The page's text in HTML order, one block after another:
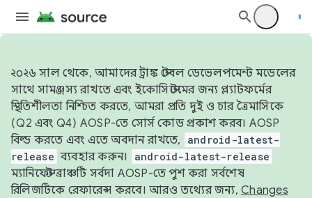
২০২৬ সাল থেকে, আমাদের ট্রাঙ্ক স্টেবল ডেভেলপমেন্ট মডেলের
সাথে সামঞ্জস্য রাখতে এবং ইকোসিস্টেমের জন্য প্ল্যাটফর্মের
স্থিতিশীলতা নিশ্চিত করতে, আমরা প্রতি দুই ও চার ত্রৈমাসিকে
(Q2 এবং Q4) AOSP-তে সোর্স কোড প্রকাশ করব। AOSP
বিল্ড করতে এবং এতে অবদান রাখতে,
android-latest-
release ব্যবহার করুন। android-latest-release
ম্যানিফেস্ট ব্রাঞ্চটি সর্বদা AOSP-তে পুশ করা সর্বশেষ
রিলিজটিকে রেফারেন্স করবে। আরও তথ্যের জন্য, Changes